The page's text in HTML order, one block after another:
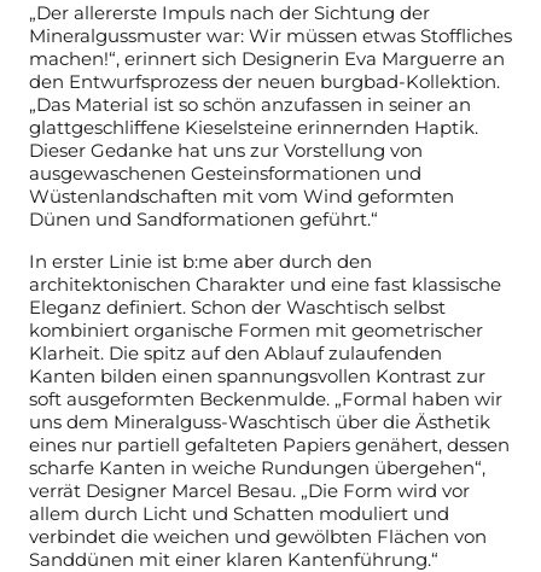
„Der allererste Impuls nach der Sichtung der
Mineralgussmuster war: Wir müssen etwas Stoffliches
machen!“, erinnert sich Designerin Eva Marguerre an
den Entwurfsprozess der neuen burgbad-Kollektion.
„Das Material ist so schön anzufassen in seiner an
glattgeschliffene Kieselsteine erinnernden Haptik.
Dieser Gedanke hat uns zur Vorstellung von
ausgewaschenen Gesteinsformationen und
Wüstenlandschaften mit vom Wind geformten
Dünen und Sandformationen geführt.“
In erster Linie ist b:me aber durch den
architektonischen Charakter und eine fast klassische
Eleganz definiert. Schon der Waschtisch selbst
kombiniert organische Formen mit geometrischer
Klarheit. Die spitz auf den Ablauf zulaufenden
Kanten bilden einen spannungsvollen Kontrast zur
soft ausgeformten Beckenmulde. „Formal haben wir
uns dem Mineralguss-Waschtisch über die Ästhetik
eines nur partiell gefalteten Papiers genähert, dessen
scharfe Kanten in weiche Rundungen übergehen“,
verrät Designer Marcel Besau. „Die Form wird vor
allem durch Licht und Schatten moduliert und
verbindet die weichen und gewölbten Flächen von
Sanddünen mit einer klaren Kantenführung.“